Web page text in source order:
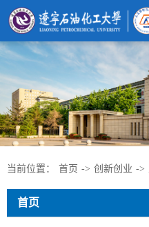
当前位置： 首页 -> 创新创业 ->
首页